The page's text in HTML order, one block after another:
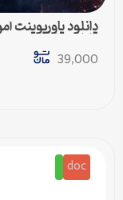
قابل ویرایش
39,000
doc